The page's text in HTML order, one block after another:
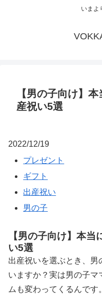
いまよ
【男の子向け】
産祝い5選
2022/12/19
プレゼント
ギフト
出産祝い
男の子
【男の子向け】本
い5選
出産祝いを選ぶとき、男
いますか？実は男の子マ
ムも変わってくるんで